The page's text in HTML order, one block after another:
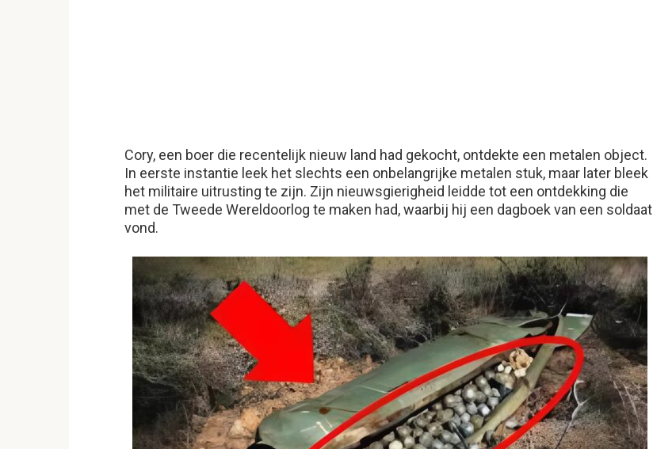
Cory, een boer die recentelijk nieuw land had gekocht, ontdekte een metalen object.
In eerste instantie leek het slechts een onbelangrijke metalen stuk, maar later bleek
het militaire uitrusting te zijn. Zijn nieuwsgierigheid leidde tot een ontdekking die
met de Tweede Wereldoorlog te maken had, waarbij hij een dagboek van een soldaat
vond.